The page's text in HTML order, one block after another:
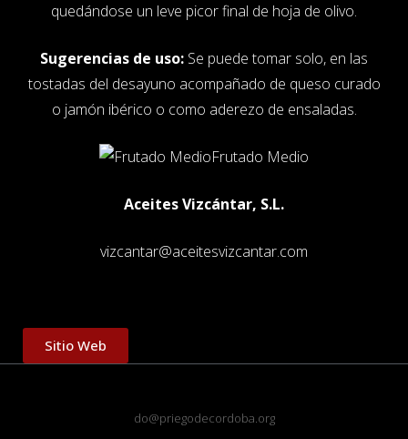
quedándose un leve picor final de hoja de olivo.
Sugerencias de uso: Se puede tomar solo, en las
tostadas del desayuno acompañado de queso curado
o jamón ibérico o como aderezo de ensaladas.
Frutado Medio
Aceites Vizcántar, S.L.
vizcantar@aceitesvizcantar.com
Sitio Web
do@priegodecordoba.org